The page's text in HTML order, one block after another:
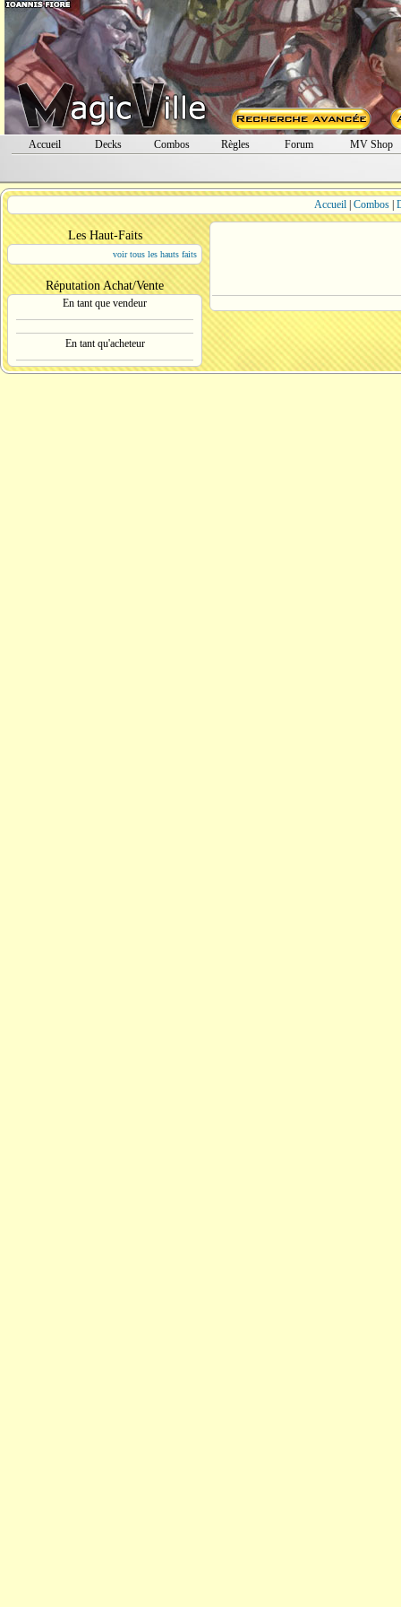
Accueil Decks Combos Règles Forum MV Shop
Accueil| Combos|
Les Haut-Faits
voir tous les hauts faits
Réputation Achat/Vente
En tant que vendeur
En tant qu'acheteur